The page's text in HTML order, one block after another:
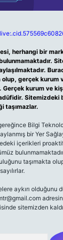
herhangi bir
gerçek kurum
Gerçek kurum ve
Sitemizdeki
taşımazlar.
Bilgi
bir Yer
içerikleri
taşımakta
aykırı olduğunu
sitemizden